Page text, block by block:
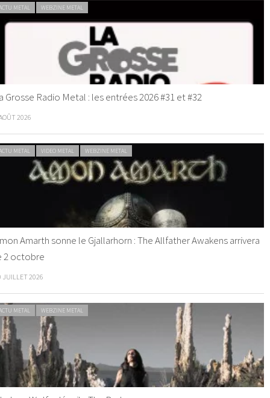
METAL WEBZINE METAL
Grosse Radio Metal : les entrées 2026 #31 et #32
2026
METAL VIDEO METAL WEBZINE METAL
Amarth sonne le Gjallarhorn : The Allfather Awakens arrivera
2 octobre
JUILLET 2026
METAL WEBZINE METAL